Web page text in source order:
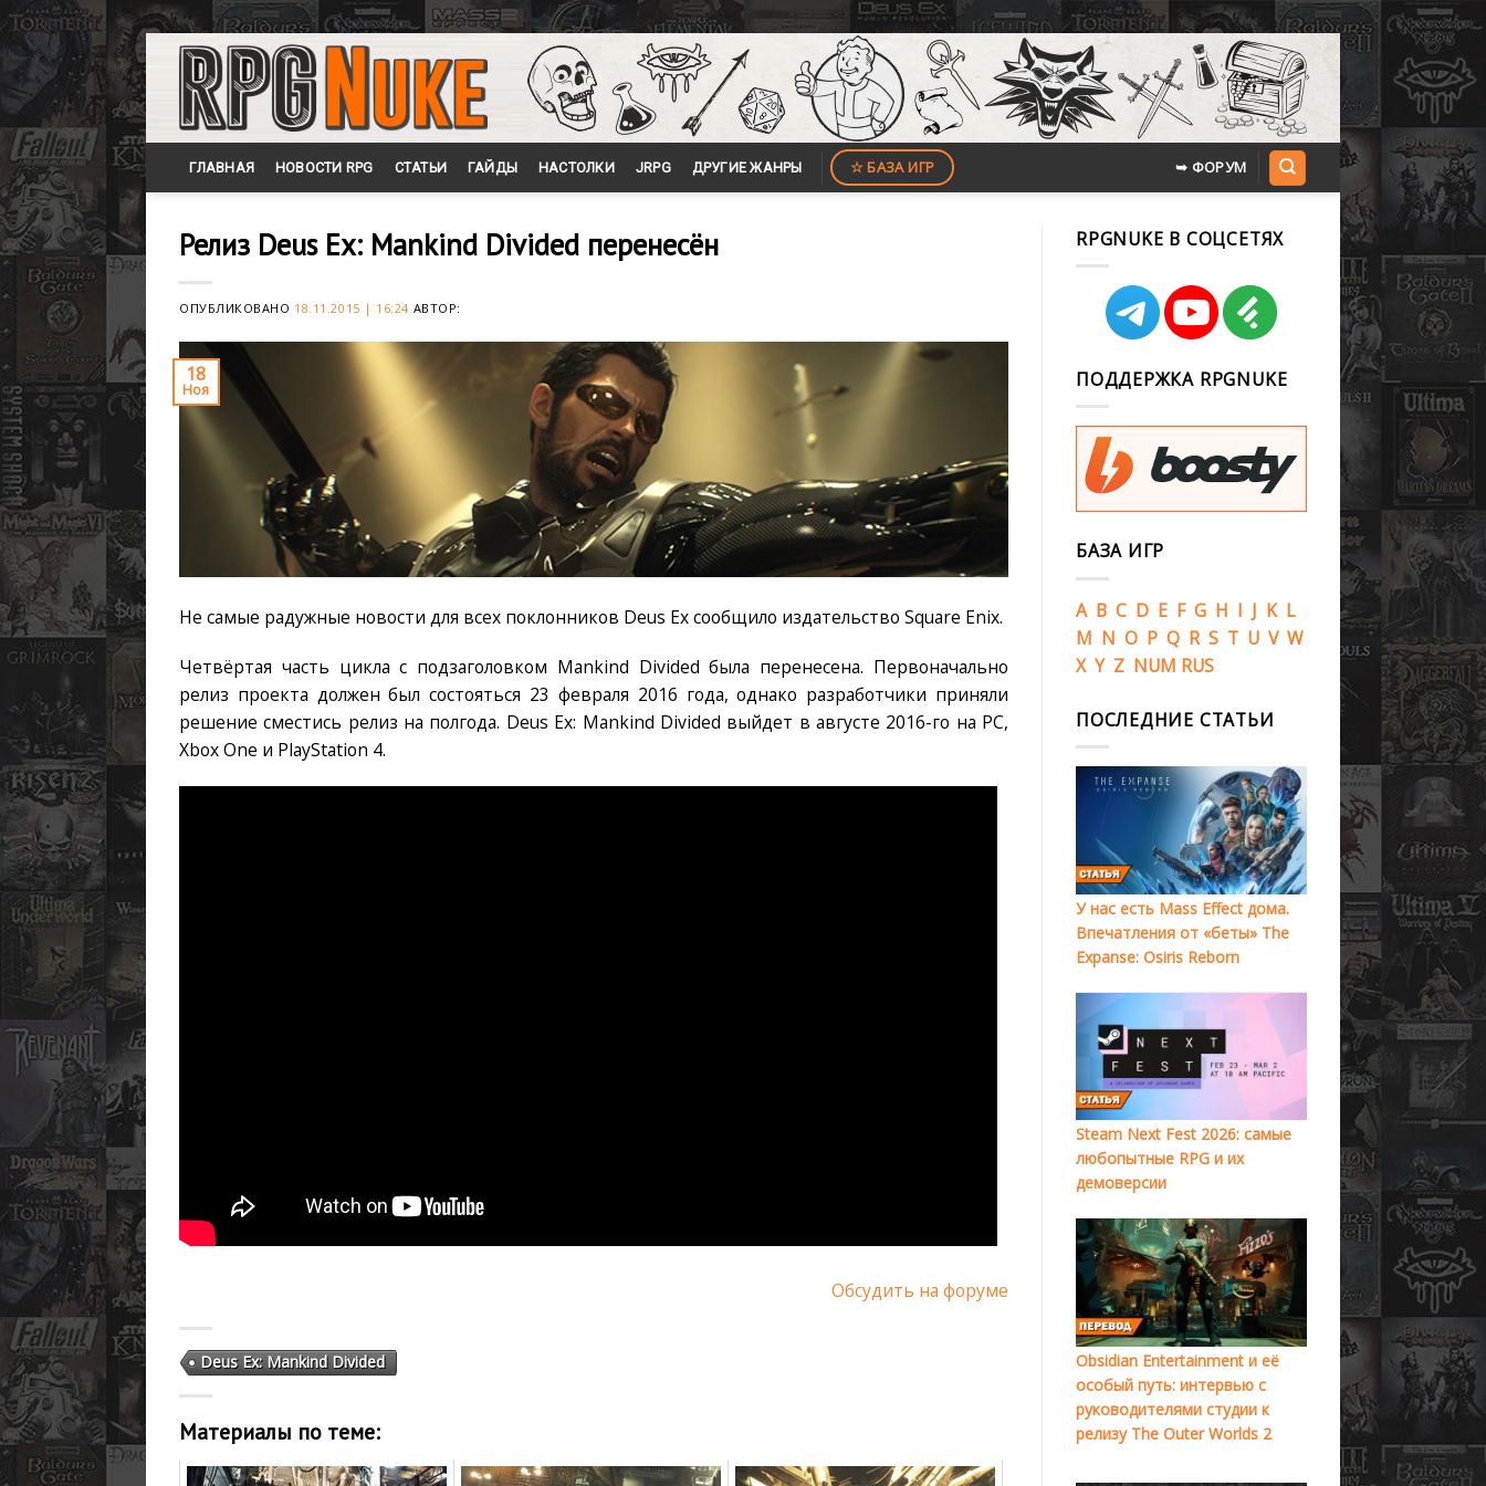
Skip
content
ГЛАВНАЯ НОВОСТИ RPG СТАТЬИ ГАЙДЫ НАСТОЛКИ JRPG ДРУГИЕ ЖАНРЫ ☆ БАЗА ИГР ➥ ФОРУМ
Релиз Deus Ex: Mankind Divided перенесён
ОПУБЛИКОВАНО 18.11.2015 | 16:24 АВТОР:
18
Ноя
Не самые радужные новости для всех поклонников Deus Ex сообщило издательство Square Enix.
Четвёртая часть цикла с подзаголовком Mankind Divided была перенесена. Первоначально
релиз проекта должен был состояться 23 февраля 2016 года, однако разработчики приняли
решение сместись релиз на полгода. Deus Ex: Mankind Divided выйдет в августе 2016-го на PC,
Xbox One и PlayStation 4.
Обсудить на форуме
Deus Ex: Mankind Divided
Материалы по теме:
RPGNUKE В СОЦСЕТЯХ
ПОДДЕРЖКА RPGNUKE
БАЗА ИГР
A B C D E F G H I J K L
M N O P Q R S T U V W
X Y Z NUM RUS
ПОСЛЕДНИЕ СТАТЬИ
У нас есть Mass Effect дома.
Впечатления от «беты» The
Expanse: Osiris Reborn
Steam Next Fest 2026: самые
любопытные RPG и их
демоверсии
Obsidian Entertainment и её
особый путь: интервью с
руководителями студии к
релизу The Outer Worlds 2